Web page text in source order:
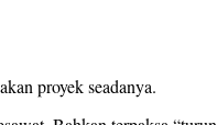
proyek seadanya.